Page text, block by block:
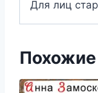
Для лиц
Похожие